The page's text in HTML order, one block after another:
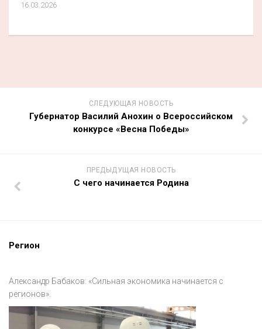
16.03.2026
СЛЕДУЮЩАЯ НОВОСТЬ
Губернатор Василий Анохин о Всероссийском
конкурсе «Весна Победы»
ПРЕДЫДУЩАЯ НОВОСТЬ
С чего начинается Родина
Регион
Александр Бабаков: «Сильная экономика начинается с
регионов».